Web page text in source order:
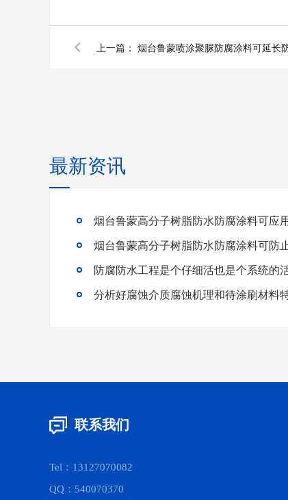
上一篇：
最新资讯
烟台鲁蒙高分子树脂防水防腐涂料可应
烟台鲁蒙高分子树脂防水防腐涂料可防
防腐防水工程是个仔细活也是个系统的
联系我们
Tel：13127070082
QQ：540070370